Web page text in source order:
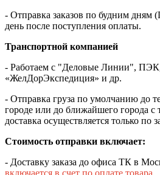
- Отправка заказов по будним
день после поступления оплаты.
Транспортной компанией
- Работаем с "Деловые Линии",
«ЖелДорЭкспедиция» и др.
- Отправка груза по умолчанию до
городе или до ближайшего города
доставка осуществляется только по
Стоимость отправки включает:
- Доставку заказа до офиса ТК в
включается в счет по оплате товара.